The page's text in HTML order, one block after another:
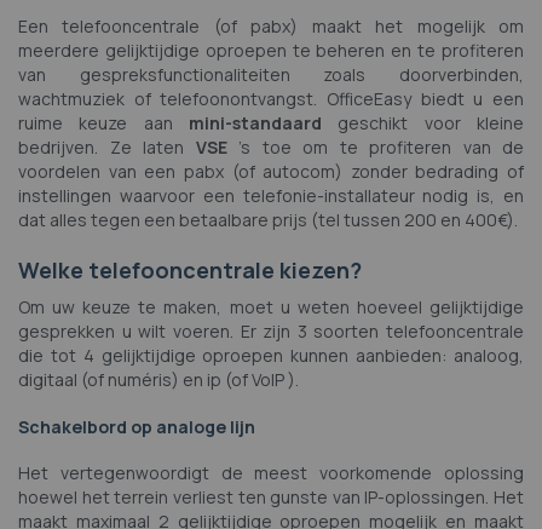
Een telefooncentrale (of pabx) maakt het mogelijk om
meerdere gelijktijdige oproepen te beheren en te profiteren
van gespreksfunctionaliteiten zoals doorverbinden,
wachtmuziek of telefoonontvangst. OfficeEasy biedt u een
ruime keuze aan mini-standaard geschikt voor kleine
bedrijven. Ze laten VSE's toe om te profiteren van de
voordelen van een pabx (of autocom) zonder bedrading of
instellingen waarvoor een telefonie-installateur nodig is, en
dat alles tegen een betaalbare prijs (tel tussen 200 en 400€).
Welke telefooncentrale kiezen?
Om uw keuze te maken, moet u weten hoeveel gelijktijdige
gesprekken u wilt voeren. Er zijn 3 soorten telefooncentrale
die tot 4 gelijktijdige oproepen kunnen aanbieden: analoog,
digitaal (of numéris) en ip (of VoIP ).
Schakelbord op analoge lijn
Het vertegenwoordigt de meest voorkomende oplossing
hoewel het terrein verliest ten gunste van IP-oplossingen. Het
maakt maximaal 2 gelijktijdige oproepen mogelijk en maakt